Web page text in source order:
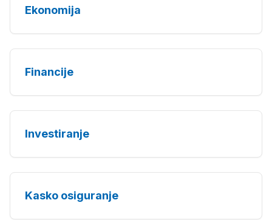
Ekonomija
Financije
Investiranje
Kasko osiguranje